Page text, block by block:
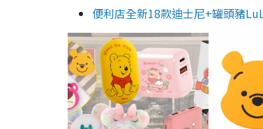
便利店全新18款迪士尼+罐頭豬